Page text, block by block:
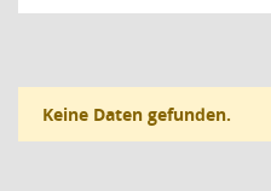
Keine Daten gefunden.